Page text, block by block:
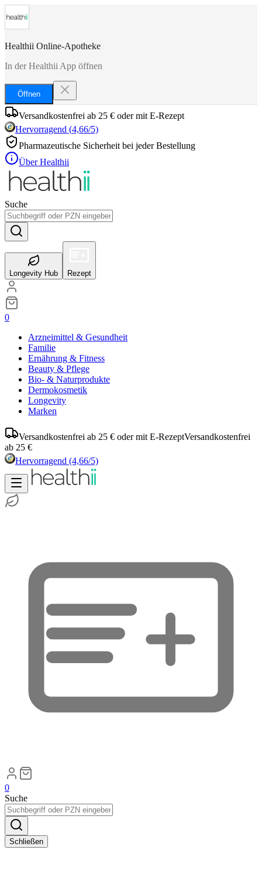
Healthii Online-Apotheke
In der Healthii App öffnen
Öffnen
Versandkostenfrei ab 25 € oder mit E-Rezept
Hervorragend (4,66/5)
Pharmazeutische Sicherheit bei jeder Bestellung
Über Healthii
Suche
Longevity Hub Rezept
0
Arzneimittel & Gesundheit
Familie
Ernährung & Fitness
Beauty & Pflege
Bio- & Naturprodukte
Dermokosmetik
Longevity
Marken
Versandkostenfrei ab 25 € oder mit E-RezeptVersandkostenfrei
ab 25 €
Hervorragend (4,66/5)
0
Suche
Schließen